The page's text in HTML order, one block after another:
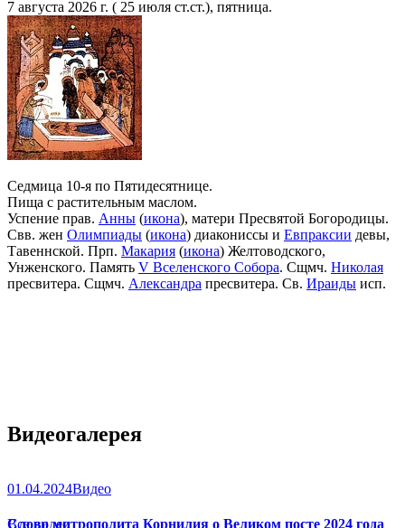
7 августа 2026 г. ( 25 июля ст.ст.), пятница.
Седмица 10-я по Пятидесятнице.
Пища с растительным маслом.
Успение прав. Анны (икона), матери Пресвятой Богородицы.
Свв. жен Олимпиады (икона) диакониссы и Евпраксии девы,
Тавеннской. Прп. Макария (икона) Желтоводского,
Унженского. Память V Вселенского Собора. Сщмч. Николая
пресвитера. Сщмч. Александра пресвитера. Св. Ираиды исп.
Видеогалерея
01.04.2024Видео
Слово митрополита Корнилия о Великом посте 2024 года
Все видео